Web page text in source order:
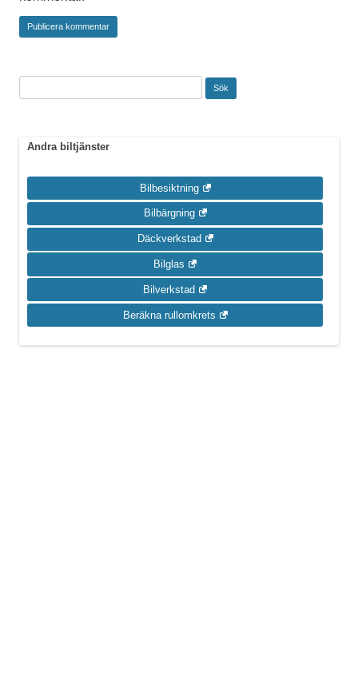
Andra biltjänster
Bilbesiktning
Bilbärgning
Däckverkstad
Bilglas
Bilverkstad
Beräkna rullomkrets